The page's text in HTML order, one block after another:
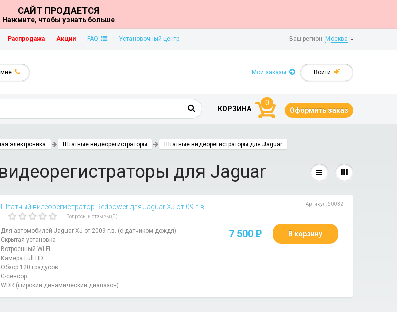
САЙТ ПРОДАЕТСЯ
Нажмите, чтобы узнать больше
Ваш регион: Москва
Распродажа Акции FAQ Установочный центр
мне Войти
Мои заказы
КОРЗИНА
0
Оформить заказ
электроника Штатные видеорегистраторы Штатные видеорегистраторы для Jaguar
для Jaguar
Артикул: 60032
Штатный видеорегистратор Redpower для Jaguar XJ от 09 г.в.
Вопросы и отзывы (0)
7 500 P В корзину
Для автомобилей Jaguar XJ от 2009 г.в. (с датчиком дождя)
Скрытая установка
Встроенный Wi-Fi
Камера Full HD
Обзор 120 градусов
G-сенсор
WDR (широкий динамический диапазон)